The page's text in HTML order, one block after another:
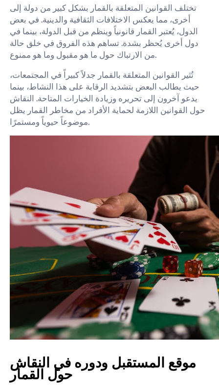
تختلف القوانين المتعلقة بالقمار بشكل كبير من دولة إلى
أخرى، مما يعكس الاختلافات الثقافية والدينية. في بعض
الدول، يُعتبر القمار قانونياً وينظم من قبل الدولة، بينما في
دول أخرى يُحظر بشدة. تساهم هذه الفروق في خلق حالة
من الارتباك حول ما هو مقبول وما هو ممنوع.
تُثير القوانين المتعلقة بالقمار جدلاً كبيراً في المجتمعات،
حيث يطالب البعض بتشديد الرقابة على هذا النشاط، بينما
يدعو آخرون إلى تحريره وزيادة الخيارات المتاحة. النقاش
حول القوانين اللازمة لحماية الأفراد من مخاطر القمار يظل
موضوعاً حيوياً ومستمرًا.
موقع المستقبل ودوره في النقاش
حول القمار